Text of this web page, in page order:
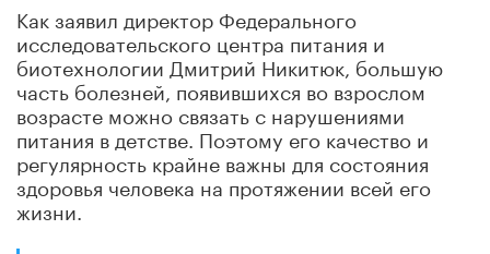
Как заявил директор Федерального
исследовательского центра питания и
биотехнологии Дмитрий Никитюк, большую
часть болезней, появившихся во взрослом
возрасте можно связать с нарушениями
питания в детстве. Поэтому его качество и
регулярность крайне важны для состояния
здоровья человека на протяжении всей его
жизни.